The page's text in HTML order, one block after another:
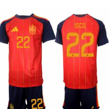
Možnosti
lahko
izberete
na
strani
izdelka